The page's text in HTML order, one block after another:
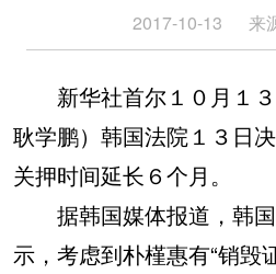
2017-10-13 来
新华社首尔１０月１３
耿学鹏）韩国法院１３日
关押时间延长６个月。
据韩国媒体报道，韩国
示，考虑到朴槿惠有“销毁